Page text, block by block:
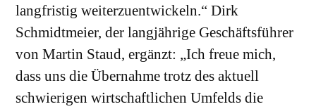
langfristig weiterzuentwickeln.“ Dirk
Schmidtmeier, der langjährige Geschäftsführer
von Martin Staud, ergänzt: „Ich freue mich,
dass uns die Übernahme trotz des aktuell
schwierigen wirtschaftlichen Umfelds die